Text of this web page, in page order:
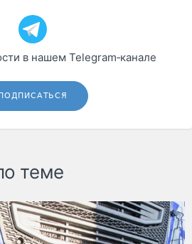
в нашем Telegram‑канале
ПОДПИСАТЬСЯ
теме